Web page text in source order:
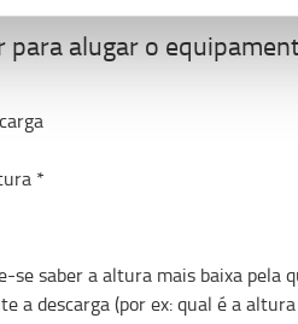
para alugar o
*
se saber a altura mais baixa pela
a descarga (por ex: qual é a